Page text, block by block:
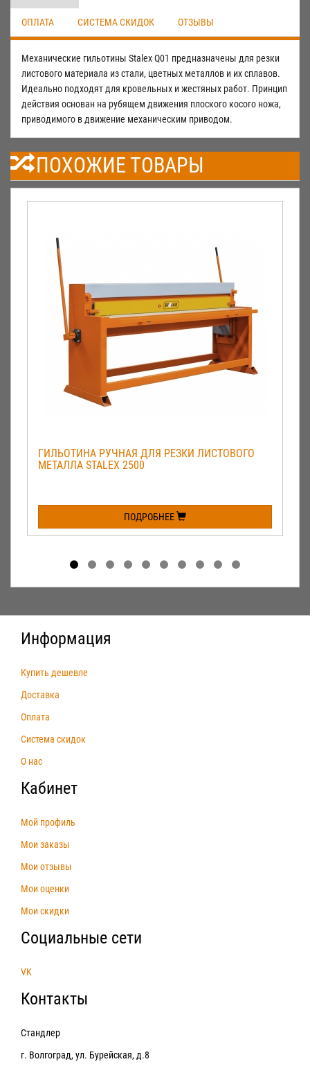
ОПЛАТА СИСТЕМА СКИДОК ОТЗЫВЫ
Механические гильотины Stalex Q01 предназначены для резки
листового материала из стали, цветных металлов и их сплавов.
Идеально подходят для кровельных и жестяных работ. Принцип
действия основан на рубящем движения плоского косого ножа,
приводимого в движение механическим приводом.
ПОХОЖИЕ ТОВАРЫ
ГИЛЬОТИНА РУЧНАЯ ДЛЯ РЕЗКИ ЛИСТОВОГО
МЕТАЛЛА STALEX 2500
ПОДРОБНЕЕ
Информация
Купить дешевле
Доставка
Оплата
Система скидок
О нас
Кабинет
Мой профиль
Мои заказы
Мои отзывы
Мои оценки
Мои скидки
Социальные сети
VK
Контакты
Стандлер
г. Волгоград, ул. Бурейская, д.8